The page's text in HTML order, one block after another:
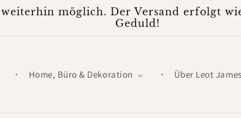
möglich. Der Versand erfolgt
Geduld!
Home, Büro & Dekoration Über Leot James